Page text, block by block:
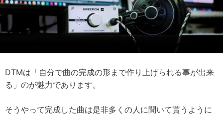
DTMは「自分で曲の完成の形まで作り上げられる事が出来
る」のが魅力であります。
そうやって完成した曲は是非多くの人に聞いて貰うように